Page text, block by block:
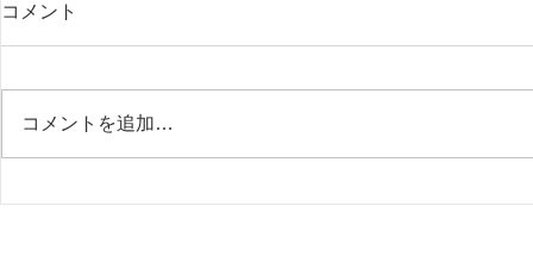
News Letter ６月号
コメント
コメントを追加…